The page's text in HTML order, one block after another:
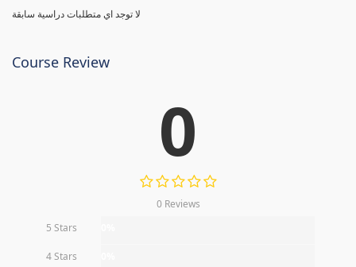
لا توجد اي متطلبات دراسية سابقة
Course Review
0
0 Reviews
5 Stars
4 Stars